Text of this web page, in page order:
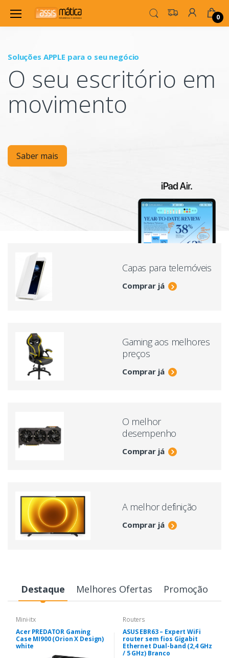
0
Soluções APPLE para o seu negócio
O seu escritório em
movimento
Saber mais
Capas para telemóveis
Comprar já
Gaming aos melhores
preços
Comprar já
O melhor
desempenho
Comprar já
A melhor definição
Comprar já
Destaque Melhores Ofertas Promoção
Mini-itx
Acer PREDATOR Gaming
Case MI900 (Orion X Design)
white
Routers
ASUS EBR63 – Expert WiFi
router sem fios Gigabit
Ethernet Dual-band (2,4 GHz
/ 5 GHz) Branco